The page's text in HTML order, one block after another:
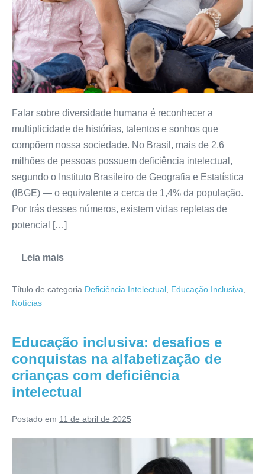
Falar sobre diversidade humana é reconhecer a
multiplicidade de histórias, talentos e sonhos que
compõem nossa sociedade. No Brasil, mais de 2,6
milhões de pessoas possuem deficiência intelectual,
segundo o Instituto Brasileiro de Geografia e Estatística
(IBGE) — o equivalente a cerca de 1,4% da população.
Por trás desses números, existem vidas repletas de
potencial […]
Leia mais
Título de categoria Deficiência Intelectual Educação Inclusiva
Notícias
Educação inclusiva: desafios e
conquistas na alfabetização de
crianças com deficiência
intelectual
Postado em 11 de abril de 2025